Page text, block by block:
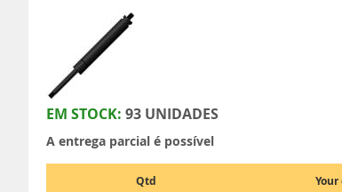
EM STOCK: 93 UNIDADES
A entrega parcial é possível
Qtd